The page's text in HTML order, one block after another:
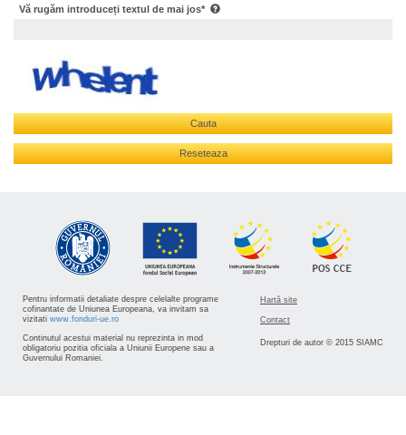
Vă rugăm introduceți textul de mai jos*
Cauta
Reseteaza
Pentru informatii detaliate despre celelalte programe
cofinantate de Uniunea Europeana, va invitam sa
vizitati www.fonduri-ue.ro
Continutul acestui material nu reprezinta in mod
obligatoriu pozitia oficiala a Uniunii Europene sau a
Guvernului Romaniei.
Hartă site
Contact
Drepturi de autor © 2015 SIAMC